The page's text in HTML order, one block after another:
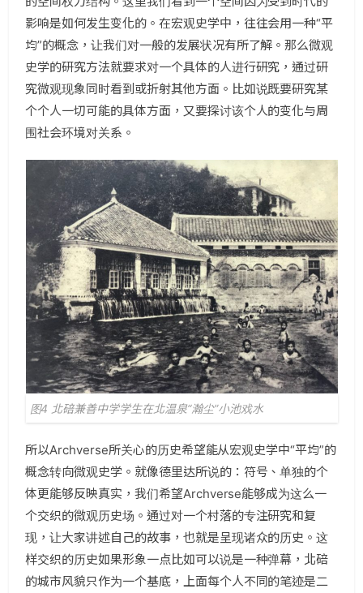
影响是如何发生变化的。在宏观史学中，往往会用一种“平
均”的概念，让我们对一般的发展状况有所了解。那么微观
史学的研究方法就要求对一个具体的人进行研究，通过研
究微观现象同时看到或折射其他方面。比如说既要研究某
个个人一切可能的具体方面，又要探讨该个人的变化与周
围社会环境对关系。
图4 北碚兼善中学学生在北温泉“瀚尘”小池戏水
所以Archverse所关心的历史希望能从宏观史学中“平均”的
概念转向微观史学。就像德里达所说的：符号、单独的个
体更能够反映真实，我们希望Archverse能够成为这么一
个交织的微观历史场。通过对一个村落的专注研究和复
现，让大家讲述自己的故事，也就是呈现诸众的历史。这
样交织的历史如果形象一点比如可以说是一种弹幕，北碚
的城市风貌只作为一个基底，上面每个人不同的笔迹是二